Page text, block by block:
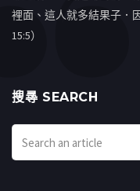
裡面、這人就多結果子．
15:5）
搜㝷 SEARCH